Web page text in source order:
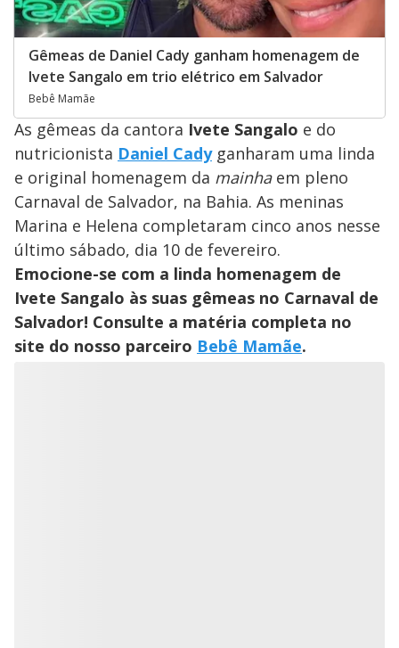
Gêmeas de Daniel Cady ganham homenagem de
Ivete Sangalo em trio elétrico em Salvador
Bebê Mamãe
As gêmeas da cantora Ivete Sangalo e do
nutricionista Daniel Cadyganharam uma linda
e original homenagem da mainha em pleno
Carnaval de Salvador, na Bahia. As meninas
Marina e Helena completaram cinco anos nesse
último sábado, dia 10 de fevereiro.
Emocione-se com a linda homenagem de
Ivete Sangalo às suas gêmeas no Carnaval de
Salvador! Consulte a matéria completa no
site do nosso parceiro Bebê Mamãe.